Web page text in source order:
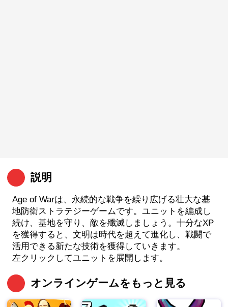
説明
Age of Warは、永続的な戦争を繰り広げる壮大な基
地防衛ストラテジーゲームです。ユニットを編成し
続け、基地を守り、敵を殲滅しましょう。十分なXP
を獲得すると、文明は時代を超えて進化し、戦闘で
活用できる新たな技術を獲得していきます。
左クリックしてユニットを展開します。
オンラインゲームをもっと見る